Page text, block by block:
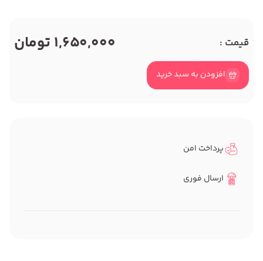
قیمت : 1,650,000 تومان
افزودن به سبد خرید
پرداخت امن
ارسال فوری